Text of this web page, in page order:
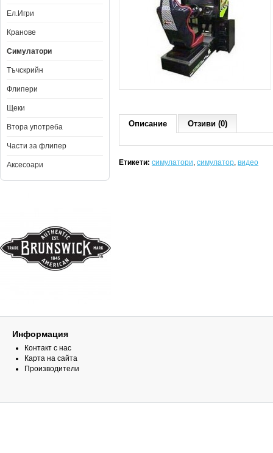
Ел.Игри
Кранове
Симулатори
Тъчскрийн
Флипери
Щеки
Втора употреба
Части за флипер
Аксесоари
Описание Отзиви (0)
Етикети: симулатори, симулатор, видео
Информация
Контакт с нас
Карта на сайта
Производители